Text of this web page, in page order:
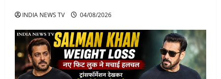
INDIA NEWS TV 04/08/2026